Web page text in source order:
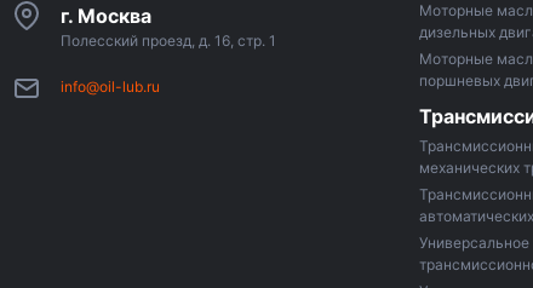
г. Москва
Полесский проезд, д. 16, стр. 1
info@oil-lub.ru
Моторные
дизельных
Моторные
поршневых
механических
Универсальное